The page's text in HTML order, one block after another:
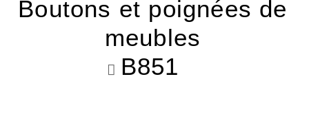
Boutons et poignées de
meubles
B851